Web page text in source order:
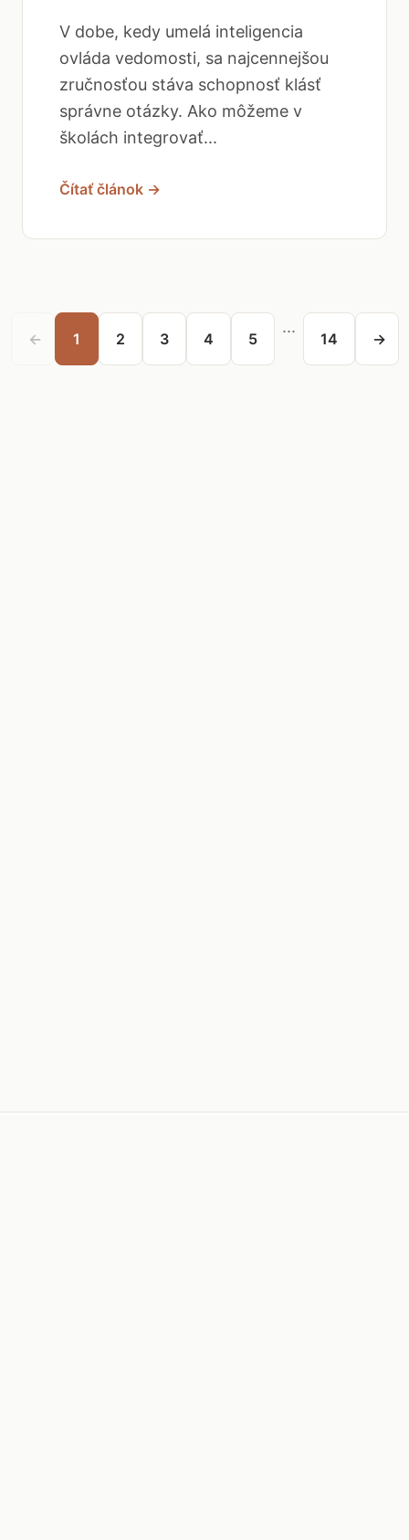
V dobe, kedy umelá inteligencia
ovláda vedomosti, sa najcennejšou
zručnosťou stáva schopnosť klásť
správne otázky. Ako môžeme v
školách integrovať...
Čítať článok →
← 1 2 3 4 5
...
14 →